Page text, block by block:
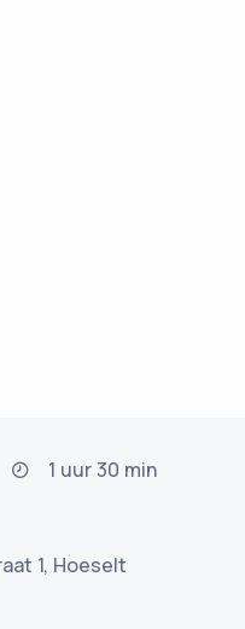
1 uur 30 min
1, Hoeselt